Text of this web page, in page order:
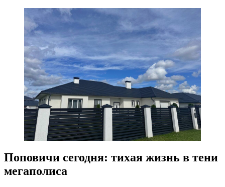
Поповичи сегодня: тихая жизнь в тени
мегаполиса